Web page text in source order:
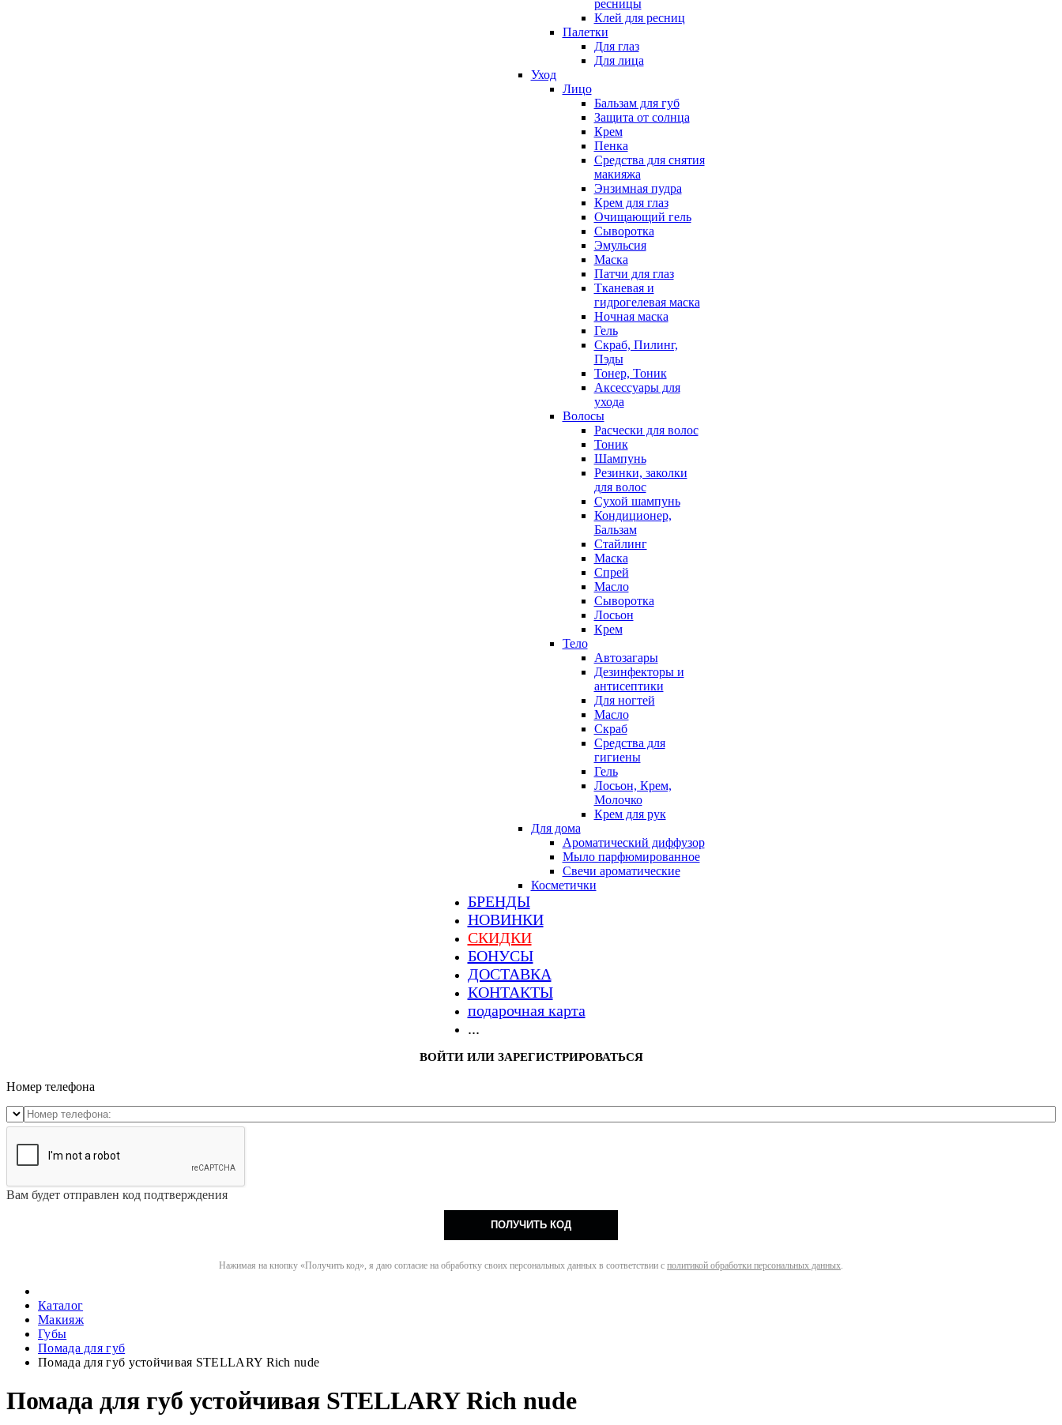
ресницы
Клей для ресниц
Палетки
Для глаз
Для лица
Уход
Лицо
Бальзам для губ
Защита от солнца
Крем
Пенка
Средства для снятия
макияжа
Энзимная пудра
Крем для глаз
Очищающий гель
Сыворотка
Эмульсия
Маска
Патчи для глаз
Тканевая и
гидрогелевая маска
Ночная маска
Гель
Скраб, Пилинг,
Пэды
Тонер, Тоник
Аксессуары для
ухода
Волосы
Расчески для волос
Тоник
Шампунь
Резинки, заколки
для волос
Сухой шампунь
Кондиционер,
Бальзам
Стайлинг
Маска
Спрей
Масло
Сыворотка
Лосьон
Крем
Тело
Автозагары
Дезинфекторы и
антисептики
Для ногтей
Масло
Скраб
Средства для
гигиены
Гель
Лосьон, Крем,
Молочко
Крем для рук
Для дома
Ароматический диффузор
Мыло парфюмированное
Свечи ароматические
Косметички
БРЕНДЫ
НОВИНКИ
СКИДКИ
БОНУСЫ
ДОСТАВКА
КОНТАКТЫ
подарочная карта
...
ВОЙТИ ИЛИ ЗАРЕГИСТРИРОВАТЬСЯ
Номер телефона
Вам будет отправлен код подтверждения
ПОЛУЧИТЬ КОД
Нажимая на кнопку «Получить код», я даю согласие на обработку своих персональных данных в соответствии с политикой обработки персональных данных.
Каталог
Макияж
Губы
Помада для губ
Помада для губ устойчивая STELLARY Rich nude
Помада для губ устойчивая STELLARY Rich nude